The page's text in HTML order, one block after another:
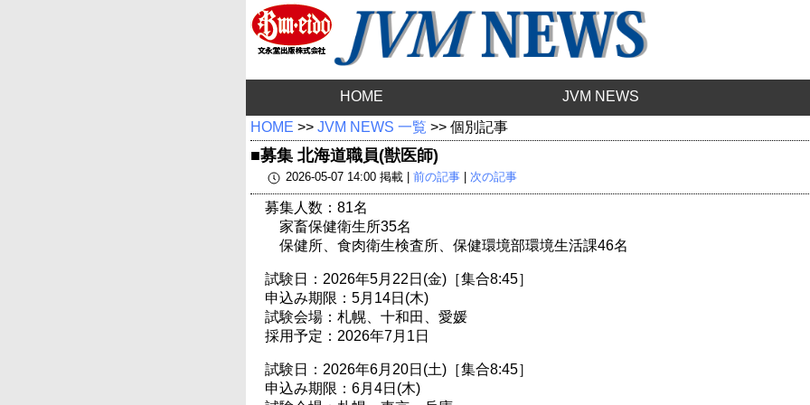
HOME JVM NEWS
HOME >> JVM NEWS 一覧 >> 個別記事
■募集 北海道職員(獣医師)
2026-05-07 14:00 掲載 | 前の記事| 次の記事
募集人数：81名
家畜保健衛生所35名
保健所、食肉衛生検査所、保健環境部環境生活課46名
試験日：2026年5月22日(金)［集合8:45］
申込み期限：5月14日(木)
試験会場：札幌、十和田、愛媛
採用予定：2026年7月1日
試験日：2026年6月20日(土)［集合8:45］
申込み期限：6月4日(木)